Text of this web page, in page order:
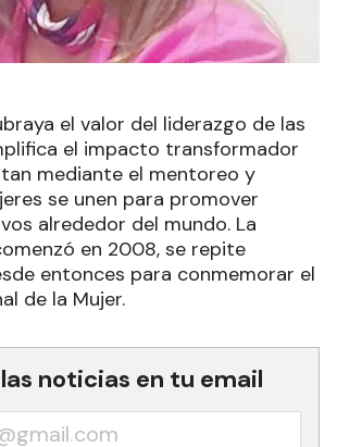
el valor del liderazgo de las
el impacto transformador
mediante el mentoreo y
se unen para promover
alrededor del mundo. La
en 2008, se repite
entonces para conmemorar el
de la Mujer.
noticias en tu email